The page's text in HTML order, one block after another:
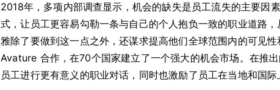
2018年，多项内部调查显示，机会的缺失是员工流失的主要因
式，让员工更容易勾勒一条与自己的个人抱负一致的职业道路
雅除了要做到这一点之外，还谋求提高他们全球范围内的可见
Avature 合作，在70个国家建立了一个强大的机会市场。在推
员工进行更有意义的职业对话，同时也激励了员工在当地和国